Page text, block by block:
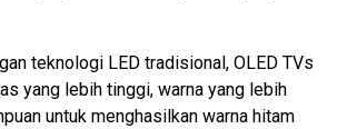
teknologi LED tradisional, OLED TVs
yang lebih tinggi, warna yang lebih
untuk menghasilkan warna hitam